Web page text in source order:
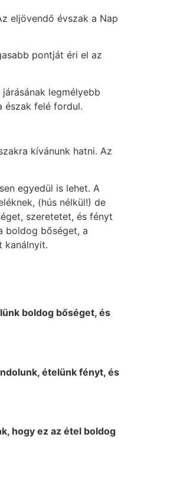
eljövendő évszak a Nap
pontját éri el az
legmélyebb
észak felé fordul.
kívánunk hatni. Az
egyedül is lehet. A
(hús nélkül!) de
szeretetet, és fényt
boldog bőséget, a
kanálnyit.
boldog bőséget, és
ételünk fényt, és
hogy ez az étel boldog